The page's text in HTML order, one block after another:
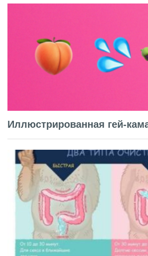
Иллюстрированная гей-